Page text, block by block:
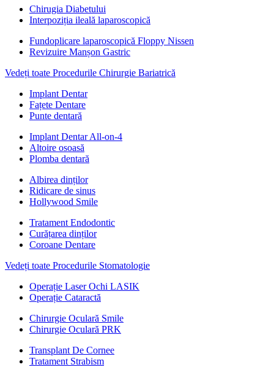
Chirugia Diabetului
Interpoziția ileală laparoscopică
Fundoplicare laparoscopică Floppy Nissen
Revizuire Manșon Gastric
Vedeți toate Procedurile Chirurgie Bariatrică
Implant Dentar
Fațete Dentare
Punte dentară
Implant Dentar All-on-4
Altoire osoasă
Plomba dentară
Albirea dinților
Ridicare de sinus
Hollywood Smile
Tratament Endodontic
Curățarea dinților
Coroane Dentare
Vedeți toate Procedurile Stomatologie
Operație Laser Ochi LASIK
Operație Cataractă
Chirurgie Oculară Smile
Chirurgie Oculară PRK
Transplant De Cornee
Tratament Strabism